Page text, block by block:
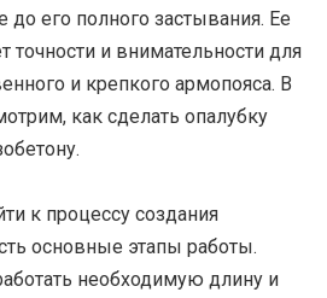
его полного застывания. Ее
точности и внимательности для
и крепкого армопояса. В
как сделать опалубку
к процессу создания
основные этапы работы.
необходимую длину и